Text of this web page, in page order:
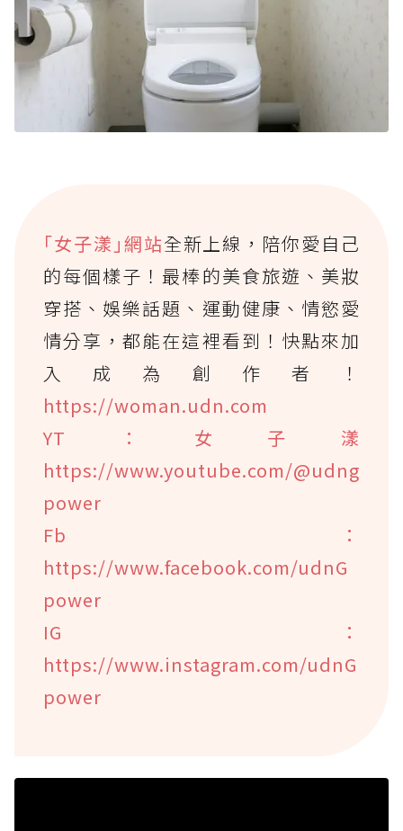
｢女子漾｣網站全新上線，陪你愛自己
的每個樣子！最棒的美食旅遊、美妝
穿搭、娛樂話題、運動健康、情慾愛
情分享，都能在這裡看到！快點來加
入成為創作者！
https://woman.udn.com
YT：女子漾
https://www.youtube.com/@udng
power
Fb：
https://www.facebook.com/udnG
power
IG：
https://www.instagram.com/udnG
power